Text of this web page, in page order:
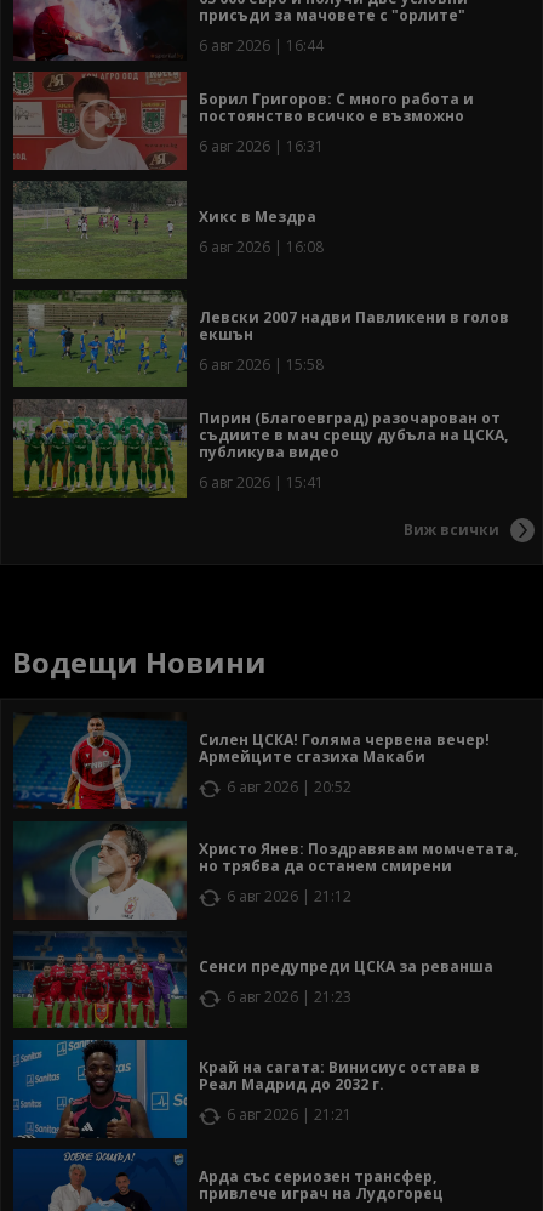
присъди за мачовете с "орлите"
6 авг 2026 | 16:44
Борил Григоров: С много работа и
постоянство всичко е възможно
6 авг 2026 | 16:31
Хикс в Мездра
6 авг 2026 | 16:08
Левски 2007 надви Павликени в голов
екшън
6 авг 2026 | 15:58
Пирин (Благоевград) разочарован от
съдиите в мач срещу дубъла на ЦСКА,
публикува видео
6 авг 2026 | 15:41
Виж всички
Водещи Новини
Силен ЦСКА! Голяма червена вечер!
Армейците сгазиха Макаби
6 авг 2026 | 20:52
Христо Янев: Поздравявам момчетата,
но трябва да останем смирени
6 авг 2026 | 21:12
Сенси предупреди ЦСКА за реванша
6 авг 2026 | 21:23
Край на сагата: Винисиус остава в
Реал Мадрид до 2032 г.
6 авг 2026 | 21:21
Арда със сериозен трансфер,
привлече играч на Лудогорец